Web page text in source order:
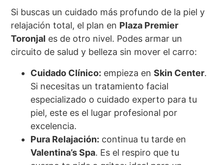
Si buscas un cuidado más profundo de la piel y
relajación total, el plan en Plaza Premier
Toronjal es de otro nivel. Podes armar un
circuito de salud y belleza sin mover el carro:
Cuidado Clínico: empieza enSkin Center.
Si necesitas un tratamiento facial
especializado o cuidado experto para tu
piel, este es el lugar profesional por
excelencia.
Pura Relajación: continua tu tarde en
Valentina’s Spa. Es el respiro que tu